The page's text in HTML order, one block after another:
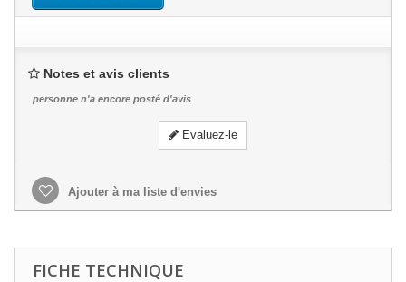
Notes et avis clients
personne n'a encore posté d'avis
Evaluez-le
Ajouter à ma liste d'envies
FICHE TECHNIQUE